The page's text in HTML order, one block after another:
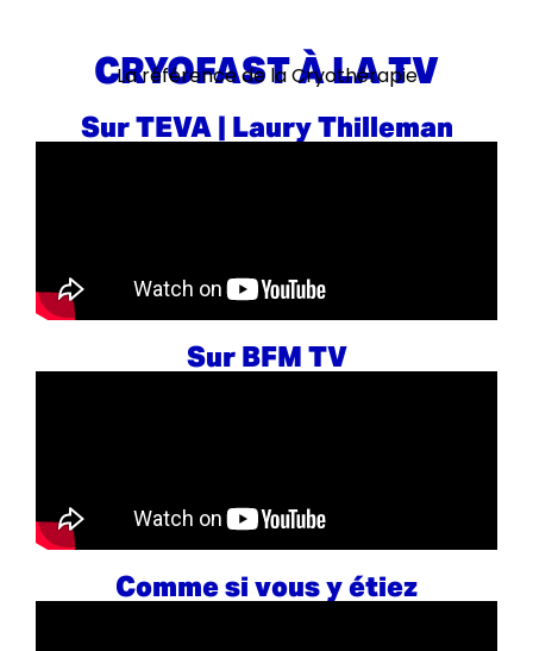
CRYOFAST À LA TV
La référence de la Cryothérapie
Sur TEVA | Laury Thilleman
Sur BFM TV
Comme si vous y étiez